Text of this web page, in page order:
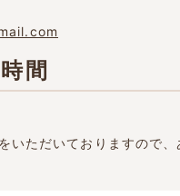
間
いただいておりますので、